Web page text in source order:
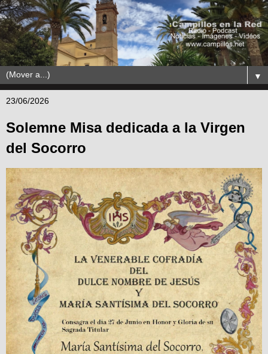
▼
23/06/2026
Solemne Misa dedicada a la Virgen
del Socorro